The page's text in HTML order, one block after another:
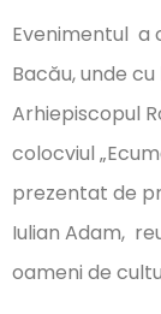
Evenimentul a
Bacău, unde
Arhiepiscopul
colocviul
prezentat de
Iulian Adam,
oameni de